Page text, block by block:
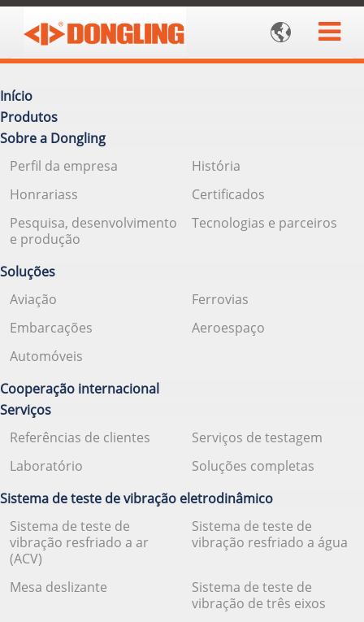

Início
Produtos
Sobre a Dongling
Perfil da empresa
História
Honrariass
Certificados
Pesquisa, desenvolvimento
e produção
Tecnologias e parceiros
Soluções
Aviação
Ferrovias
Embarcações
Aeroespaço
Automóveis
Cooperação internacional
Serviços
Referências de clientes
Serviços de testagem
Laboratório
Soluções completas
Sistema de teste de vibração eletrodinâmico
Sistema de teste de
vibração resfriado a ar
(ACV)
Sistema de teste de
vibração resfriado a água
Mesa deslizante
Sistema de teste de
vibração de três eixos